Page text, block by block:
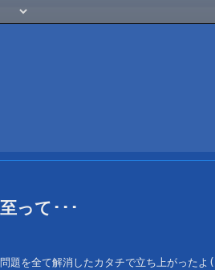
って･･･
題を全て解消したカタチで立ち上がったよ